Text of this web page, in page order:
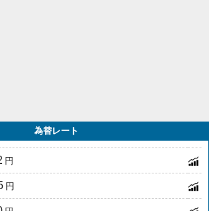
為替レート
円
円